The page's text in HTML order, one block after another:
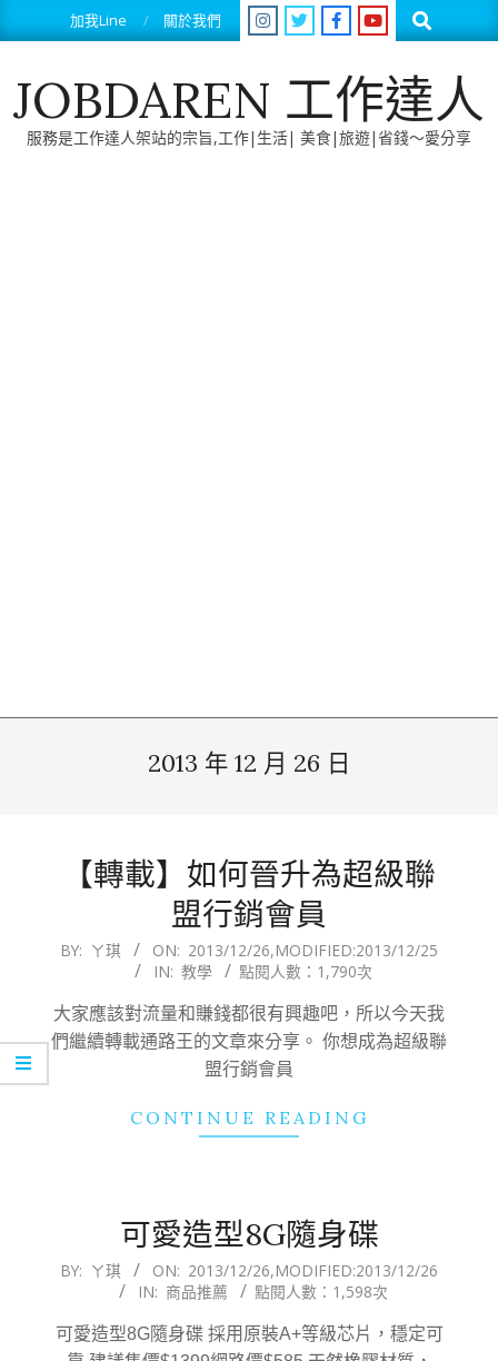
to
加我Line 關於我們 Search
JOBDAREN 工作達人
服務是工作達人架站的宗旨,工作|生活| 美食|旅遊|省錢～愛分享
2013 年 12 月 26 日
【轉載】如何晉升為超級聯
盟行銷會員
2013-
26
BY: ㄚ琪 ON: 2013/12/26,MODIFIED:2013/12/25
IN: 教學 點閱人數：1,790次
大家應該對流量和賺錢都很有興趣吧，所以今天我
們繼續轉載通路王的文章來分享。 你想成為超級聯
盟行銷會員
CONTINUE READING
可愛造型8G隨身碟
2013-
26
BY: ㄚ琪 ON: 2013/12/26,MODIFIED:2013/12/26
IN: 商品推薦 點閱人數：1,598次
可愛造型8G隨身碟 採用原裝A+等級芯片，穩定可